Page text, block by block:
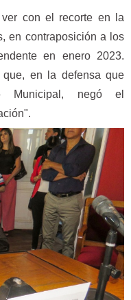
con el recorte en la
en contraposición a los
en enero 2023.
que, en la defensa que
Municipal, negó el